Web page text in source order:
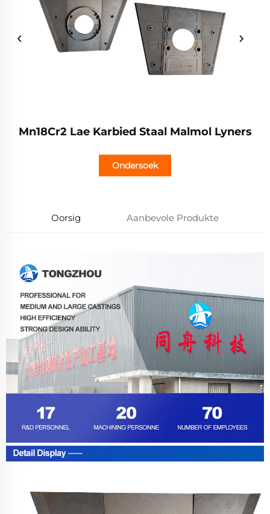
Mn18Cr2 Lae Karbied Staal Malmol Lyners
Ondersoek
Oorsig Aanbevole Produkte